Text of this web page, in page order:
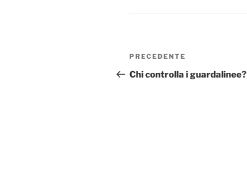
Navigazione
articoli
Articolo
precedente:
PRECEDENTE
Chi controlla i guardalinee?